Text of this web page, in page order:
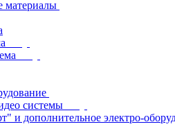
материалы
системы
и дополнительное электро-